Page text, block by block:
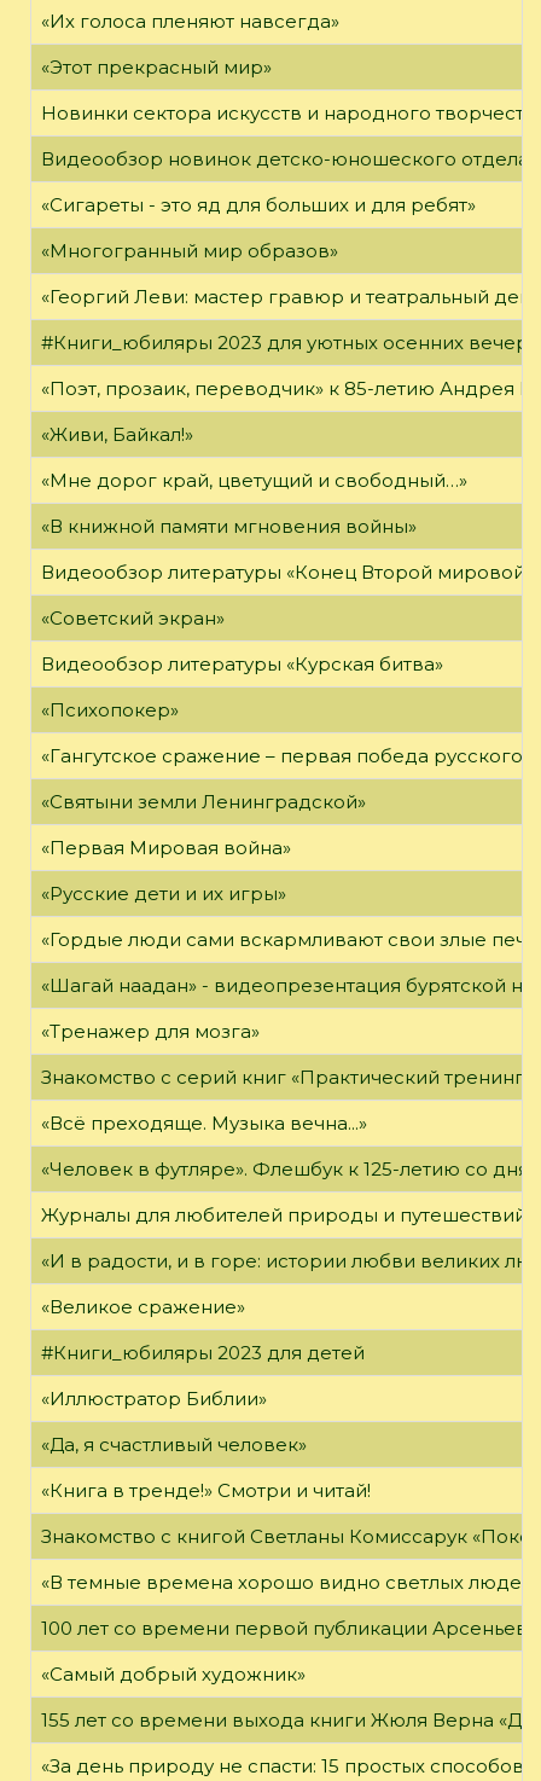
«Их голоса пленяют навсегда»
«Этот прекрасный мир»
Новинки сектора искусств и народного
Видеообзор новинок детско-юношеского отдела
«Сигареты - это яд для больших и для ребят»
«Многогранный мир образов»
«Георгий Леви: мастер гравюр и театральный
#Книги_юбиляры 2023 для уютных осенних
«Поэт, прозаик, переводчик» к 85-летию Андрея
«Живи, Байкал!»
«Мне дорог край, цветущий и свободный…»
«В книжной памяти мгновения войны»
Видеообзор литературы «Конец Второй мировой
«Советский экран»
Видеообзор литературы «Курская битва»
«Психопокер»
«Гангутское сражение – первая победа русского
«Святыни земли Ленинградской»
«Первая Мировая война»
«Русские дети и их игры»
«Гордые люди сами вскармливают свои злые
«Шагай наадан» - видеопрезентация бурятской
«Тренажер для мозга»
Знакомство с серий книг «Практический тренинг»
«Всё преходяще. Музыка вечна...»
«Человек в футляре». Флешбук к 125-летию со дня
Журналы для любителей природы и путешествий
«И в радости, и в горе: истории любви великих
«Великое сражение»
#Книги_юбиляры 2023 для детей
«Иллюстратор Библии»
«Да, я счастливый человек»
«Книга в тренде!» Смотри и читай!
Знакомство с книгой Светланы Комиссарук
«В темные времена хорошо видно светлых людей»
100 лет со времени первой публикации Арсеньева
«Самый добрый художник»
155 лет со времени выхода книги Жюля Верна
«За день природу не спасти: 15 простых способов